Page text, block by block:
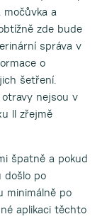
močůvka a
zde bude
správa v
o
šetření.
nejsou v
II zřejmě
špatně a pokud
došlo po
minimálně po
aplikaci těchto